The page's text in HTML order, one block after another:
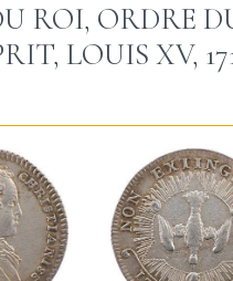
ROI, ORDRE
LOUIS XV,